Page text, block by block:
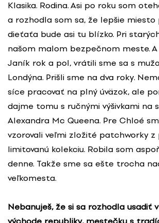
Klasika. Rodina. Asi po roku som
a rozhodla som sa, že lepšie miesto
dieťaťa bude asi tu blízko. Pri
našom malom bezpečnom meste.
Janík rok a pol, vrátili sme sa s
Londýna. Prišli sme na dva roky.
síce pracovať na plný úväzok, ale
dajme tomu s ručnými výšivkami na
Alexandra Mc Queena. Pre Chloé
vzorovali veľmi zložité patchworky z
limitovanú kolekciu. Robila som
denne. Takže sme sa ešte trocha
veľkomesta.
Nebanuješ, že si sa rozhodla usadiť